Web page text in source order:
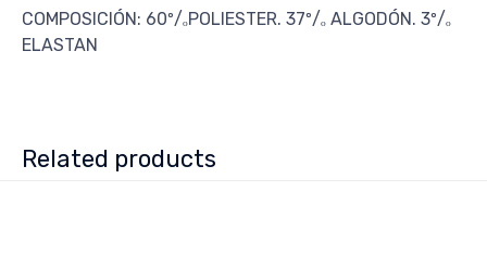
COMPOSICIÓN: 60º/ₒPOLIESTER. 37º/ₒ ALGODÓN. 3º/ₒ
ELASTAN
Related products